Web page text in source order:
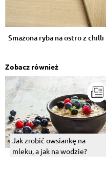
Smażona ryba na ostro z chilli
Zobacz również
Jak zrobić owsiankę na
mleku, a jak na wodzie?